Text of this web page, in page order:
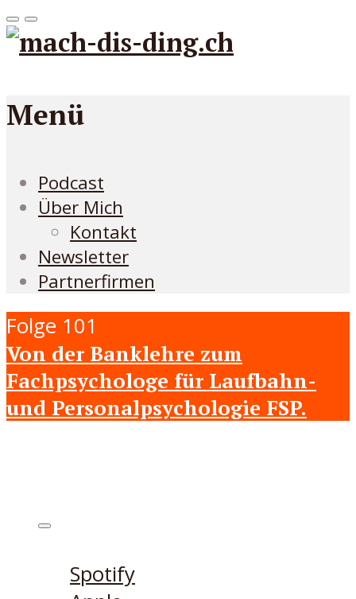
Menü
Podcast
Über Mich
Kontakt
Newsletter
Partnerfirmen
Folge 101
Von der Banklehre zum
Fachpsychologe für Laufbahn-
und Personalpsychologie FSP.
Spotify